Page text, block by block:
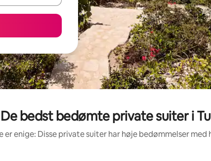
De bedst bedømte private suiter i
er enige: Disse private suiter har høje bedømmelser